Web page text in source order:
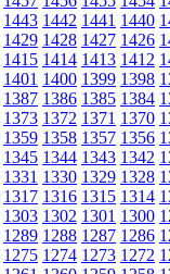
1443 1442 1441 1440
1429 1428 1427 1426
1415 1414 1413 1412
1401 1400 1399 1398
1387 1386 1385 1384
1373 1372 1371 1370
1359 1358 1357 1356
1345 1344 1343 1342
1331 1330 1329 1328
1317 1316 1315 1314
1303 1302 1301 1300
1289 1288 1287 1286
1275 1274 1273 1272